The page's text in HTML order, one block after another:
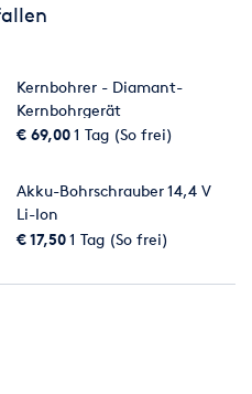
Kernbohrer - Diamant-
Kernbohrgerät
€ 69,001 Tag (So frei)
Akku-Bohrschrauber 14,4 V
Li-Ion
€ 17,501 Tag (So frei)